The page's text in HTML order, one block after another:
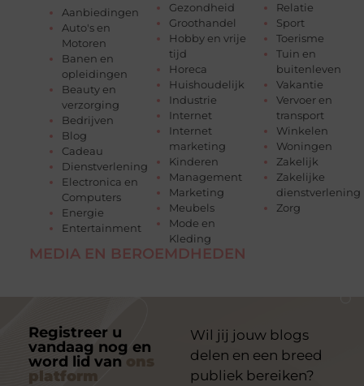
Aanbiedingen
Auto's en
Motoren
Banen en
opleidingen
Beauty en
verzorging
Bedrijven
Blog
Cadeau
Dienstverlening
Electronica en
Computers
Energie
Entertainment
Gezondheid
Groothandel
Hobby en vrije
tijd
Horeca
Huishoudelijk
Industrie
Internet
Internet
marketing
Kinderen
Management
Marketing
Meubels
Mode en
Kleding
Relatie
Sport
Toerisme
Tuin en
buitenleven
Vakantie
Vervoer en
transport
Winkelen
Woningen
Zakelijk
Zakelijke
dienstverlening
Zorg
MEDIA EN BEROEMDHEDEN
Registreer u
vandaag nog en
word lid van
platform
Wil jij jouw blogs
delen en een breed
publiek bereiken?